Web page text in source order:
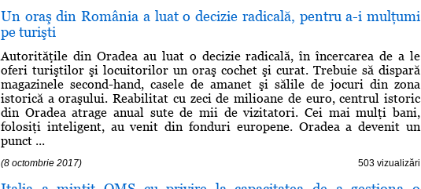
Un oraş din România a luat o decizie radicală, pentru a-i mulţumi
pe turişti
Autorităţile din Oradea au luat o decizie radicală, în încercarea de a le
oferi turiştilor şi locuitorilor un oraş cochet şi curat. Trebuie să dispară
magazinele second-hand, casele de amanet şi sălile de jocuri din zona
istorică a oraşului. Reabilitat cu zeci de milioane de euro, centrul istoric
din Oradea atrage anual sute de mii de vizitatori. Cei mai mulţi bani,
folosiţi inteligent, au venit din fonduri europene. Oradea a devenit un
punct ...
(8 octombrie 2017) 503 vizualizări